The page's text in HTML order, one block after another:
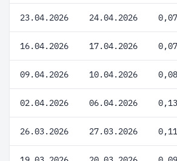
23.04.2026 24.04.2026
16.04.2026 17.04.2026
09.04.2026 10.04.2026
02.04.2026 06.04.2026
26.03.2026 27.03.2026